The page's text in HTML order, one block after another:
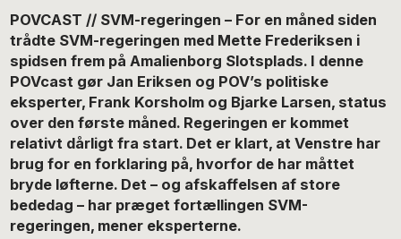
POVCAST // SVM-regeringen – For en måned siden
trådte SVM-regeringen med Mette Frederiksen i
spidsen frem på Amalienborg Slotsplads. I denne
POVcast gør Jan Eriksen og POV’s politiske
eksperter, Frank Korsholm og Bjarke Larsen, status
over den første måned. Regeringen er kommet
relativt dårligt fra start. Det er klart, at Venstre har
brug for en forklaring på, hvorfor de har måttet
bryde løfterne. Det – og afskaffelsen af store
bededag – har præget fortællingen SVM-
regeringen, mener eksperterne.